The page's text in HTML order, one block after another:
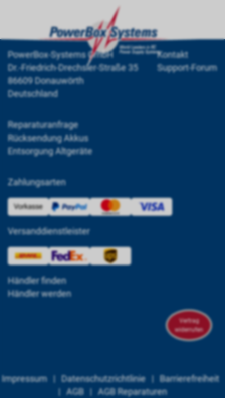
PowerBox-Systems GmbH
Dr.-Friedrich-Drechsler-Straße 35
86609 Donauwörth
Deutschland
Kontakt
Support-Forum
Reparaturanfrage
Rücksendung Akkus
Entsorgung Altgeräte
Zahlungsarten
Versanddienstleister
Händler finden
Händler werden
Vertrag
widerrufen
Impressum| Datenschutzrichtlinie|Barrierefreiheit
|AGB|AGB Reparaturen